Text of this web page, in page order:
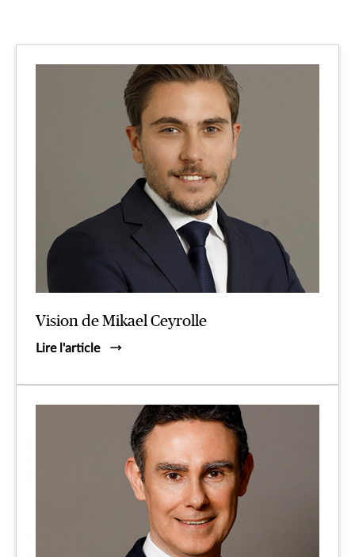
Vision de Mikael Ceyrolle
Lire l'article